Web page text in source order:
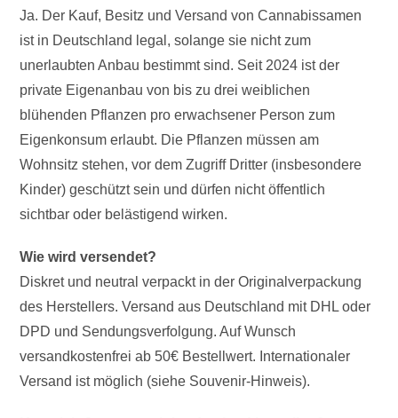
Ja. Der Kauf, Besitz und Versand von Cannabissamen
ist in Deutschland legal, solange sie nicht zum
unerlaubten Anbau bestimmt sind. Seit 2024 ist der
private Eigenanbau von bis zu drei weiblichen
blühenden Pflanzen pro erwachsener Person zum
Eigenkonsum erlaubt. Die Pflanzen müssen am
Wohnsitz stehen, vor dem Zugriff Dritter (insbesondere
Kinder) geschützt sein und dürfen nicht öffentlich
sichtbar oder belästigend wirken.
Wie wird versendet?
Diskret und neutral verpackt in der Originalverpackung
des Herstellers. Versand aus Deutschland mit DHL oder
DPD und Sendungsverfolgung. Auf Wunsch
versandkostenfrei ab 50€ Bestellwert. Internationaler
Versand ist möglich (siehe Souvenir-Hinweis).